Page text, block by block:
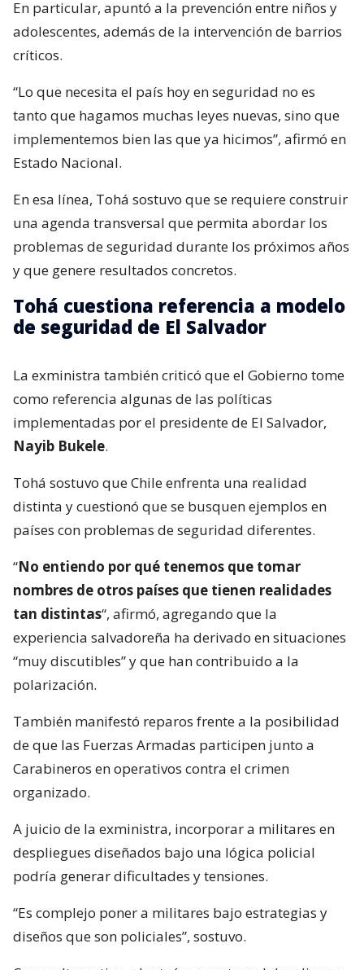
En particular, apuntó a la prevención entre niños y
adolescentes, además de la intervención de barrios
críticos.
“Lo que necesita el país hoy en seguridad no es
tanto que hagamos muchas leyes nuevas, sino que
implementemos bien las que ya hicimos”, afirmó en
Estado Nacional.
En esa línea, Tohá sostuvo que se requiere construir
una agenda transversal que permita abordar los
problemas de seguridad durante los próximos años
y que genere resultados concretos.
Tohá cuestiona referencia a modelo
de seguridad de El Salvador
La exministra también criticó que el Gobierno tome
como referencia algunas de las políticas
implementadas por el presidente de El Salvador,
Nayib Bukele.
Tohá sostuvo que Chile enfrenta una realidad
distinta y cuestionó que se busquen ejemplos en
países con problemas de seguridad diferentes.
“No entiendo por qué tenemos que tomar
nombres de otros países que tienen realidades
tan distintas“, afirmó, agregando que la
experiencia salvadoreña ha derivado en situaciones
“muy discutibles” y que han contribuido a la
polarización.
También manifestó reparos frente a la posibilidad
de que las Fuerzas Armadas participen junto a
Carabineros en operativos contra el crimen
organizado.
A juicio de la exministra, incorporar a militares en
despliegues diseñados bajo una lógica policial
podría generar dificultades y tensiones.
“Es complejo poner a militares bajo estrategias y
diseños que son policiales”, sostuvo.